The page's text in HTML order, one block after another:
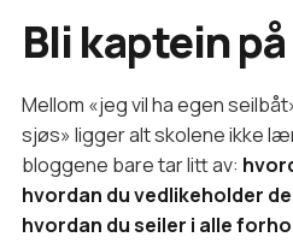
Bli kaptein på
Mellom «jeg vil ha egen
sjøs» ligger alt skolene ikke
bloggene bare tar litt av:
hvordan du vedlikeholder
hvordan du seiler i alle